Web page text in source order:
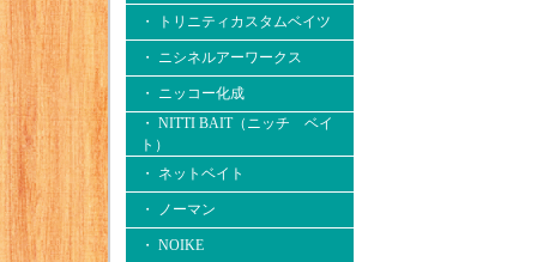
・ トリニティカスタムベイツ
・ ニシネルアーワークス
・ ニッコー化成
・ NITTI BAIT（ニッチ ベイ
ト）
・ ネットベイト
・ ノーマン
・ NOIKE